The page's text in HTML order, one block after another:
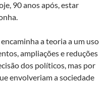
90 anos após, estar
a teoria a um uso
ampliações e reduções
dos políticos, mas por
envolveriam a sociedade